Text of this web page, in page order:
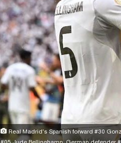
Real Madrid's Spanish forward #30